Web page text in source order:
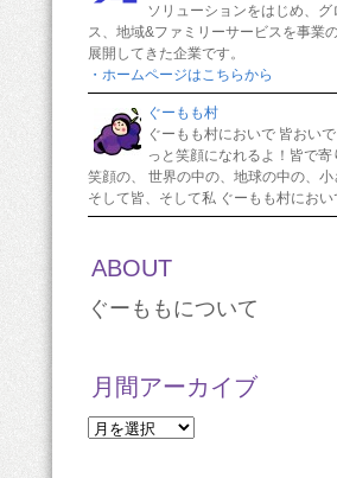
ソリューションをはじめ、
ス、地域&ファミリーサービスを事業
展開してきた企業です。
・ホームページはこちらから
ぐーもも村
ぐーもも村においで 皆おい
っと笑顔になれるよ！皆で寄
笑顔の、 世界の中の、地球の中の、小
そして皆、そして私 ぐーもも村におい
ABOUT
ぐーももについて
月間アーカイブ
月